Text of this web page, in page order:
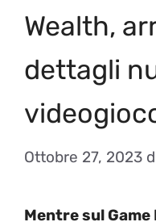
Wealth,
dettagli
Ottobre 27, 2023
Mentre sul